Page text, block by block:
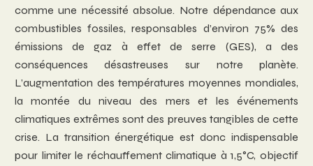
comme une nécessité absolue. Notre dépendance aux
combustibles fossiles, responsables d’environ 75% des
émissions de gaz à effet de serre (GES), a des
conséquences désastreuses sur notre planète.
L’augmentation des températures moyennes mondiales,
la montée du niveau des mers et les événements
climatiques extrêmes sont des preuves tangibles de cette
crise. La transition énergétique est donc indispensable
pour limiter le réchauffement climatique à 1,5°C, objectif